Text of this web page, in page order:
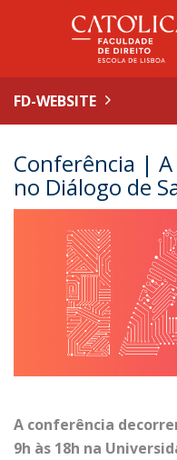
FD-WEBSITE
Conferência |
no Diálogo de
A conferência
9h às 18h na